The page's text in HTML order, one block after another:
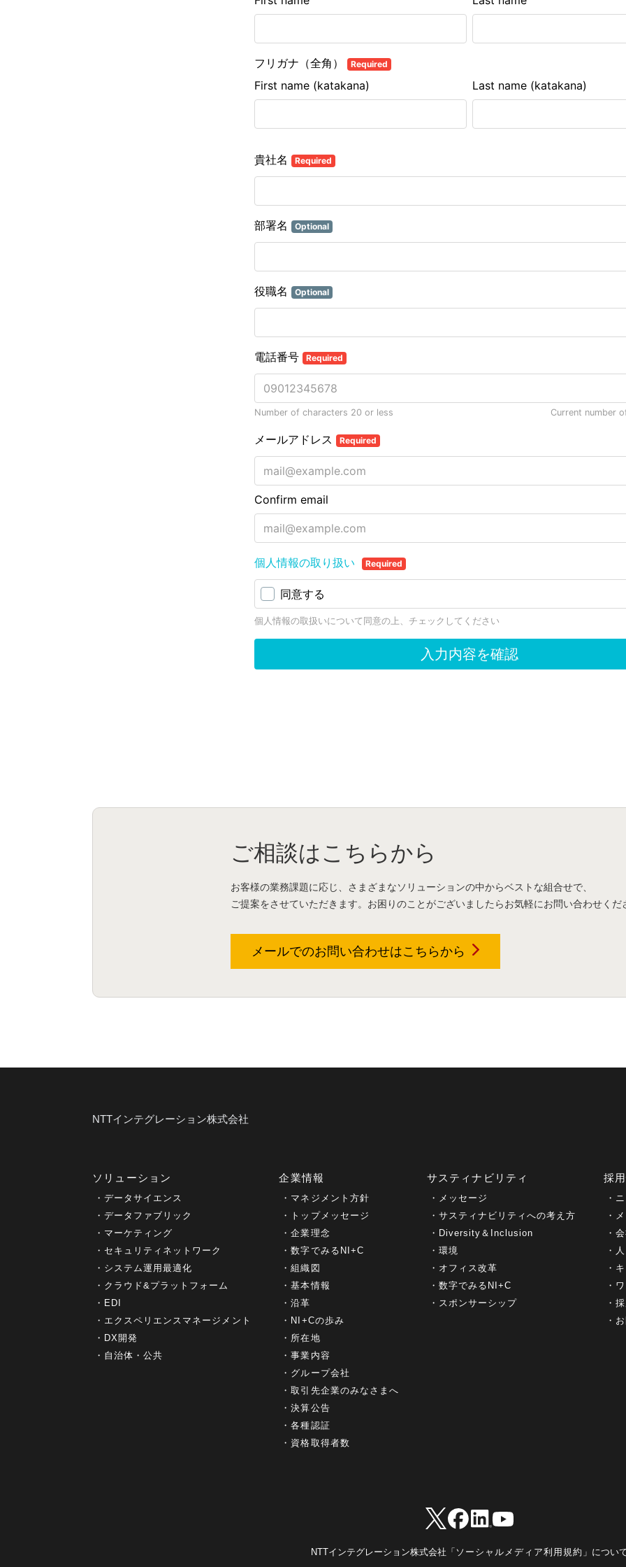
ご相談はこちらから
お客様の業務課題に応じ、さまざまなソリューションの中からベストな組合せで、
ご提案をさせていただきます。お困りのことがございましたらお気軽にお問い合わせくだ
メールでのお問い合わせはこちらから
NTTインテグレーション株式会社
ソリューション
データサイエンス
データファブリック
マーケティング
セキュリティネットワーク
システム運用最適化
クラウド&プラットフォーム
EDI
エクスペリエンスマネージメント
DX開発
自治体・公共
企業情報
マネジメント方針
トップメッセージ
企業理念
数字でみるNI+C
組織図
基本情報
沿革
NI+Cの歩み
所在地
事業内容
グループ会社
取引先企業のみなさまへ
決算公告
各種認証
資格取得者数
サスティナビリティ
メッセージ
サスティナビリティへの考え方
Diversity＆Inclusion
環境
オフィス改革
数字でみるNI+C
スポンサーシップ
採
NTTインテグレーション株式会社「 ソーシャルメディア利用規約 」につい